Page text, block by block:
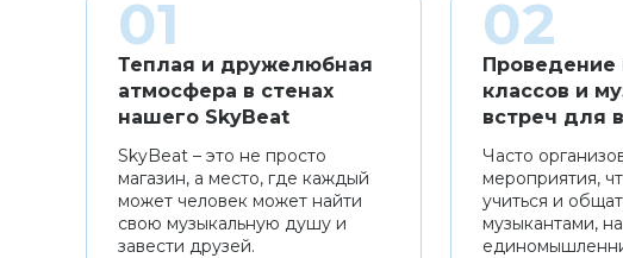
Теплая и дружелюбная
атмосфера в стенах
нашего SkyBeat
SkyBeat – это не просто
магазин, а место, где каждый
может человек может найти
свою музыкальную душу и
завести друзей.
Проведение
классов и
встреч для
Часто
мероприятия,
учиться и
музыкантами,